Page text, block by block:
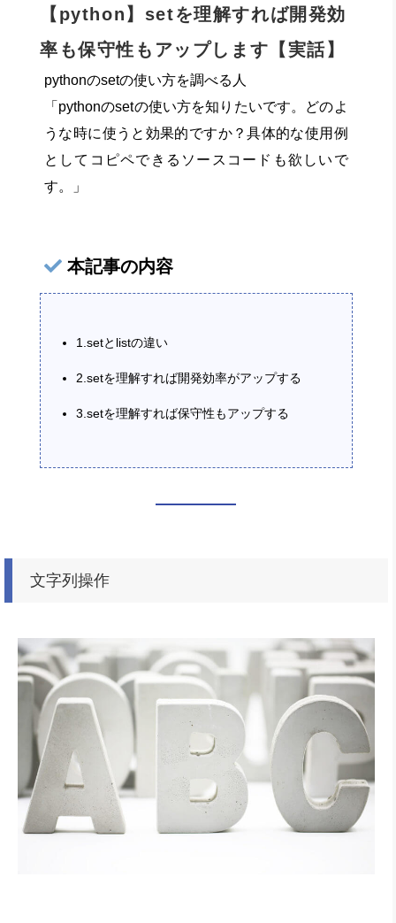
【python】setを理解すれば開発効
率も保守性もアップします【実話】
pythonのsetの使い方を調べる人
「pythonのsetの使い方を知りたいです。どのよ
うな時に使うと効果的ですか？具体的な使用例
としてコピペできるソースコードも欲しいで
す。」
本記事の内容
1.setとlistの違い
2.setを理解すれば開発効率がアップする
3.setを理解すれば保守性もアップする
文字列操作